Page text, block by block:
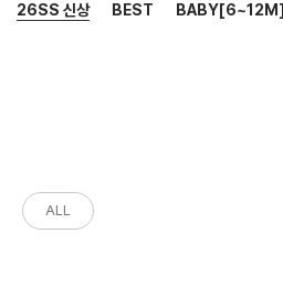
26SS 신상 BEST BABY[6~12M]
ALL